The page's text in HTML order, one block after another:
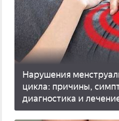
Нарушения
цикла: причины,
диагностика и